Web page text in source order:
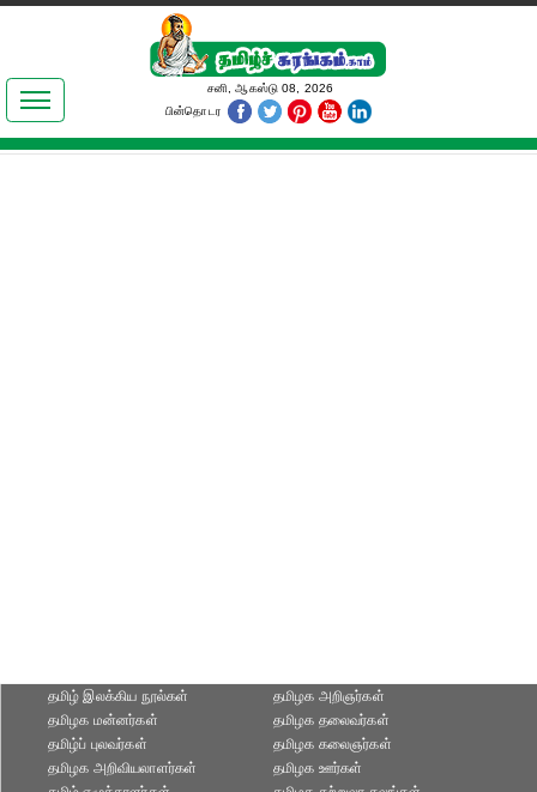
இலக்கியங்கள்
தமிழ் உலகம்
சனி, ஆகஸ்டு 08, 2026
பின்தொடர
தமிழ் இலக்கிய நூல்கள்
தமிழக மன்னர்கள்
தமிழ்ப் புலவர்கள்
தமிழக அறிஞர்கள்
தமிழக தலைவர்கள்
தமிழக கலைஞர்கள்
தமிழக அறிவியலாளர்கள்‎
தமிழக ஊர்கள்